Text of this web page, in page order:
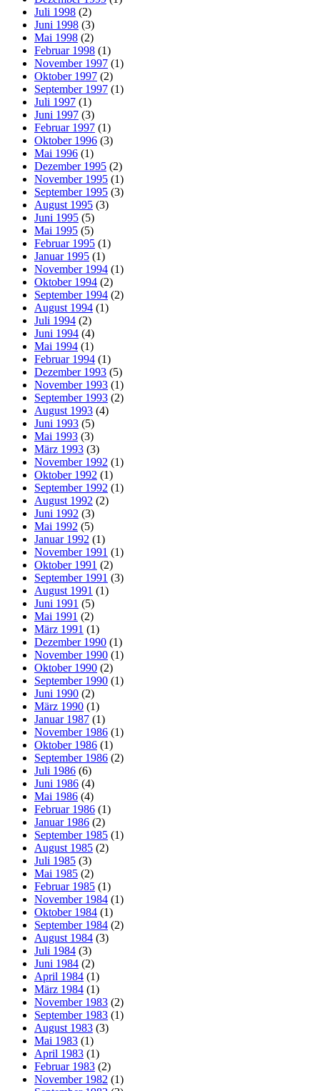
Juli 1998 (2)
Juni 1998 (3)
Mai 1998 (2)
Februar 1998 (1)
November 1997 (1)
Oktober 1997 (2)
September 1997 (1)
Juli 1997 (1)
Juni 1997 (3)
Februar 1997 (1)
Oktober 1996 (3)
Mai 1996 (1)
Dezember 1995 (2)
November 1995 (1)
September 1995 (3)
August 1995 (3)
Juni 1995 (5)
Mai 1995 (5)
Februar 1995 (1)
Januar 1995 (1)
November 1994 (1)
Oktober 1994 (2)
September 1994 (2)
August 1994 (1)
Juli 1994 (2)
Juni 1994 (4)
Mai 1994 (1)
Februar 1994 (1)
Dezember 1993 (5)
November 1993 (1)
September 1993 (2)
August 1993 (4)
Juni 1993 (5)
Mai 1993 (3)
März 1993 (3)
November 1992 (1)
Oktober 1992 (1)
September 1992 (1)
August 1992 (2)
Juni 1992 (3)
Mai 1992 (5)
Januar 1992 (1)
November 1991 (1)
Oktober 1991 (2)
September 1991 (3)
August 1991 (1)
Juni 1991 (5)
Mai 1991 (2)
März 1991 (1)
Dezember 1990 (1)
November 1990 (1)
Oktober 1990 (2)
September 1990 (1)
Juni 1990 (2)
März 1990 (1)
Januar 1987 (1)
November 1986 (1)
Oktober 1986 (1)
September 1986 (2)
Juli 1986 (6)
Juni 1986 (4)
Mai 1986 (4)
Februar 1986 (1)
Januar 1986 (2)
September 1985 (1)
August 1985 (2)
Juli 1985 (3)
Mai 1985 (2)
Februar 1985 (1)
November 1984 (1)
Oktober 1984 (1)
September 1984 (2)
August 1984 (3)
Juli 1984 (3)
Juni 1984 (2)
April 1984 (1)
März 1984 (1)
November 1983 (2)
September 1983 (1)
August 1983 (3)
Mai 1983 (1)
April 1983 (1)
Februar 1983 (2)
November 1982 (1)